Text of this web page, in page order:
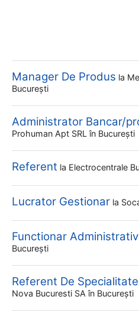
Manager De Produs la
București
Administrator Bancar/
Prohuman Apt SRL în București
Referent la Electrocentrale
Lucrator Gestionar la
Functionar Administrativ
București
Referent De
Nova Bucuresti SA în București